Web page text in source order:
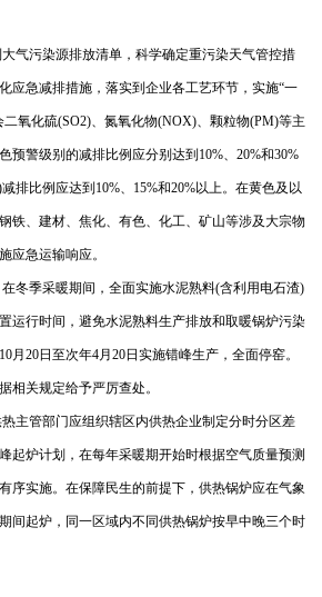
气污染源排放清单，科学确定重污染天气管控措
应急减排措施，落实到企业各工艺环节，实施“一
氧化硫(SO2)、氮氧化物(NOX)、颗粒物(PM)等主
预警级别的减排比例应分别达到10%、20%和30%
排比例应达到10%、15%和20%以上。在黄色及以
铁、建材、焦化、有色、化工、矿山等涉及大宗物
应急运输响应。
冬季采暖期间，全面实施水泥熟料(含利用电石渣)
运行时间，避免水泥熟料生产排放和取暖锅炉污染
月20日至次年4月20日实施错峰生产，全面停窑。
相关规定给予严厉查处。
主管部门应组织辖区内供热企业制定分时分区差
起炉计划，在每年采暖期开始时根据空气质量预测
序实施。在保障民生的前提下，供热锅炉应在气象
间起炉，同一区域内不同供热锅炉按早中晚三个时